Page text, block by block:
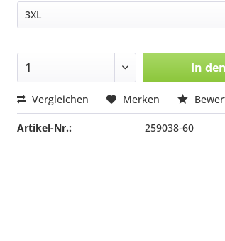
In den
Vergleichen Merken
Artikel-Nr.: 259038-60